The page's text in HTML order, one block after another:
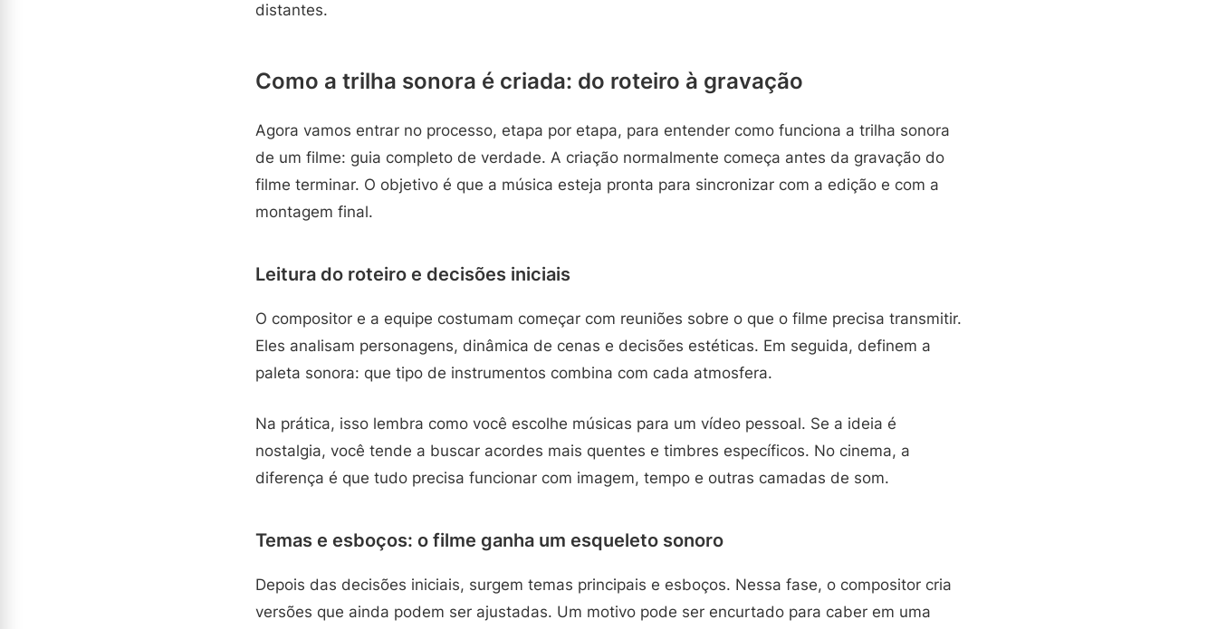
distantes.
Como a trilha sonora é criada: do roteiro à gravação
Agora vamos entrar no processo, etapa por etapa, para entender como funciona a trilha sonora
de um filme: guia completo de verdade. A criação normalmente começa antes da gravação do
filme terminar. O objetivo é que a música esteja pronta para sincronizar com a edição e com a
montagem final.
Leitura do roteiro e decisões iniciais
O compositor e a equipe costumam começar com reuniões sobre o que o filme precisa transmitir.
Eles analisam personagens, dinâmica de cenas e decisões estéticas. Em seguida, definem a
paleta sonora: que tipo de instrumentos combina com cada atmosfera.
Na prática, isso lembra como você escolhe músicas para um vídeo pessoal. Se a ideia é
nostalgia, você tende a buscar acordes mais quentes e timbres específicos. No cinema, a
diferença é que tudo precisa funcionar com imagem, tempo e outras camadas de som.
Temas e esboços: o filme ganha um esqueleto sonoro
Depois das decisões iniciais, surgem temas principais e esboços. Nessa fase, o compositor cria
versões que ainda podem ser ajustadas. Um motivo pode ser encurtado para caber em uma